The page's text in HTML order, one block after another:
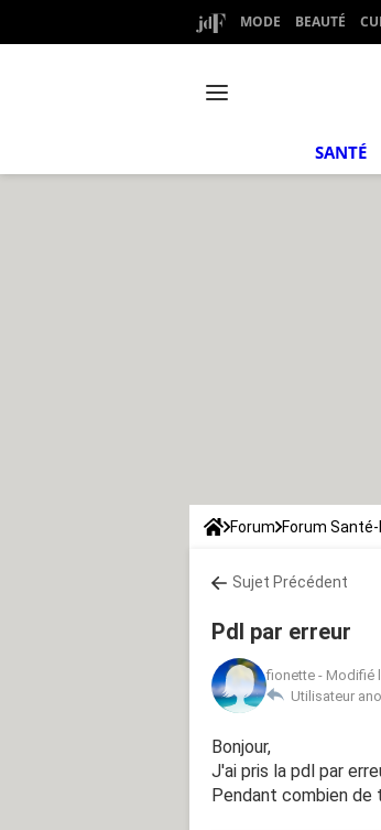
MODE BEAUTÉ
SANTÉ
Forum Forum
Sujet Précédent
Pdl par erreur
fionette - Modifié
Utilisateur
Bonjour,
J'ai pris la pdl par
Pendant combien de